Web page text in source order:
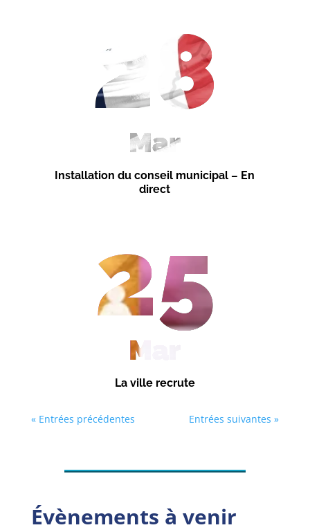
Installation du conseil municipal – En
direct
28
Mar
La ville recrute
25
Mar
« Entrées précédentes Entrées suivantes »
Évènements à venir